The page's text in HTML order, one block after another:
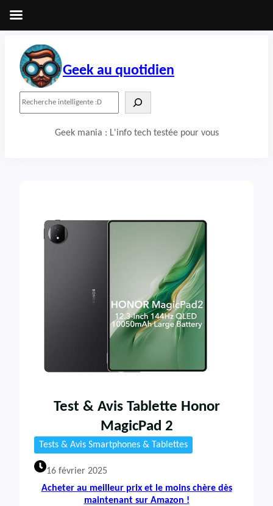
contenu
Geek au quotidien
Geek mania : L'info tech testée pour vous
Test & Avis Tablette Honor
MagicPad 2
Tests & Avis Smartphones & Tablettes
16 février 2025
Acheter au meilleur prix et le moins chère dès
maintenant sur Amazon !